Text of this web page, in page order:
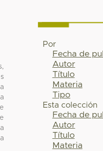
Por
Fecha de
Autor
Título
Materia
Tipo
Esta colección
Fecha de
Autor
Título
Materia